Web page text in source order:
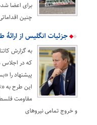
برای اعضا
چنین
جزئیات انگلیس از
به گزارش
که در
پیشنهاد را
این طرح به
مقاومت
و خروج تمامی نیروهای